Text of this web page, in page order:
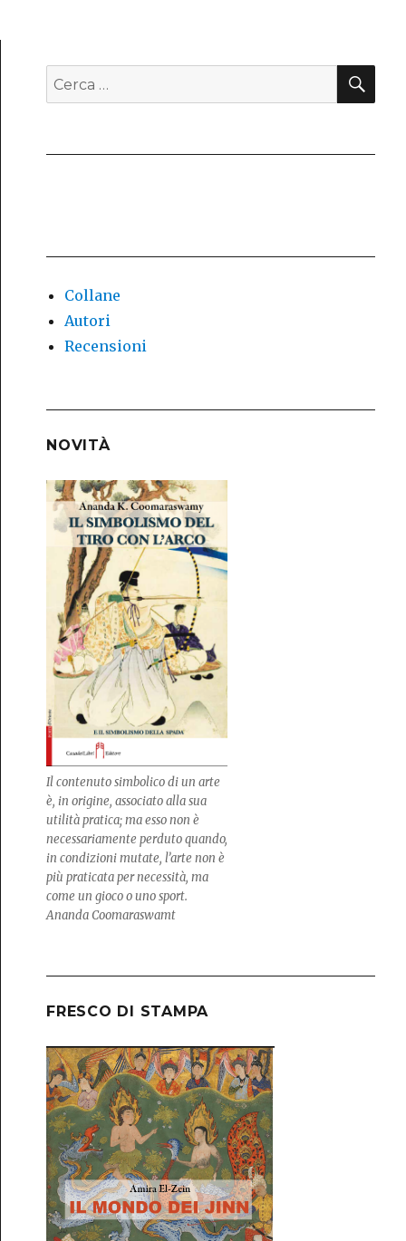
Cerca:
Collane
Autori
Recensioni
NOVITÀ
Il contenuto simbolico di un arte
è, in origine, associato alla sua
utilità pratica; ma esso non è
necessariamente perduto quando,
in condizioni mutate, l’arte non è
più praticata per necessità, ma
come un gioco o uno sport.
Ananda Coomaraswamt
FRESCO DI STAMPA